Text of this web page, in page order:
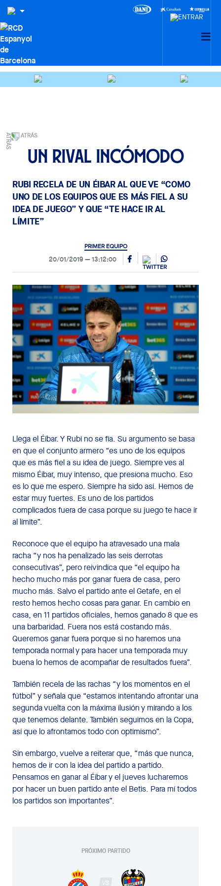
ATRÁS
Un rival incómodo
RUBI RECELA DE UN ÉIBAR AL QUE VE “COMO
UNO DE LOS EQUIPOS QUE ES MÁS FIEL A SU
IDEA DE JUEGO” Y QUE “TE HACE IR AL
LÍMITE”
PRIMER EQUIPO
20/01/2019 13:12:00
Llega el Éibar. Y Rubi no se fía. Su argumento se basa
en que el conjunto armero “es uno de los equipos
que es más fiel a su idea de juego. Siempre ves al
mismo Éibar, muy intenso, que presiona mucho. Eso
es lo que me espero. Siempre ha sido así. Hemos de
estar muy fuertes. Es uno de los partidos
complicados fuera de casa porque su juego te hace ir
al límite”.
Reconoce que el equipo ha atravesado una mala
racha “y nos ha penalizado las seis derrotas
consecutivas”, pero reivindica que “el equipo ha
hecho mucho más por ganar fuera de casa, pero
mucho más. Salvo el partido ante el Getafe, en el
resto hemos hecho cosas para ganar. En cambio en
casa, en 11 partidos oficiales, hemos ganado 8 que es
una barbaridad. Fuera nos está costando más.
Queremos ganar fuera porque si no haremos una
temporada normal y para hacer una temporada muy
buena lo hemos de acompañar de resultados fuera”.
También recela de las rachas “y los momentos en el
fútbol” y señala que “estamos intentando afrontar una
segunda vuelta con la máxima ilusión y mirando a los
que tenemos delante. También seguimos en la Copa,
así que lo afrontamos todo con optimismo”.
Sin embargo, vuelve a reiterar que, “más que nunca,
hemos de ir con la idea del partido a partido.
Pensamos en ganar al Éibar y el jueves lucharemos
por hacer un buen partido ante el Betis. Para mí todos
los partidos son importantes”.
PRÓXIMO PARTIDO
VS